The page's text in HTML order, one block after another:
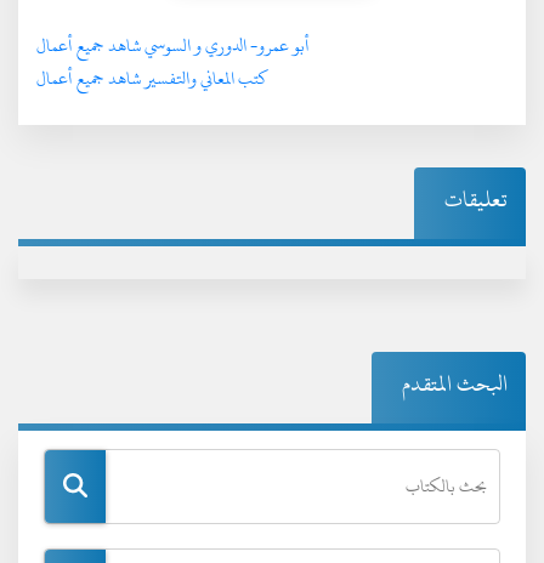
أبو عمرو- الدوري و السوسي شاهد جميع أعمال
كتب المعاني والتفسير شاهد جميع أعمال
تعليقات
البحث المتقدم